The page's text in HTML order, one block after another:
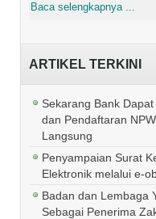
Baca selengkapnya ...
ARTIKEL TERKINI
Sekarang Bank
dan Pendaftaran
Langsung
Penyampaian Surat
Elektronik melalui e-
Badan dan Lembaga
Sebagai Penerima